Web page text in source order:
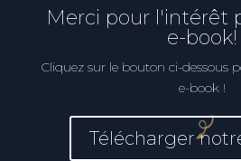
Merci pour l'intérêt
e-book!
Cliquez sur le bouton ci-dessous
e-book !
Télécharger